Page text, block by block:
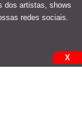
dos artistas, shows
redes sociais.
X